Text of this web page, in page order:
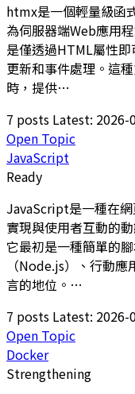
htmx是一個輕量級函
為伺服器端Web應用
是僅透過HTML屬性
更新和事件處理。這
時，提供…
7 posts Latest: 2026-
Open Topic
JavaScript
Ready
JavaScript是一種在
實現與使用者互動的
它最初是一種簡單的
（Node.js）、行動
言的地位。…
7 posts Latest: 2026-
Open Topic
Docker
Strengthening